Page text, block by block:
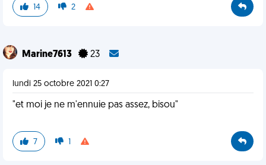
14 2
Marine7613 23
lundi 25 octobre 2021 0:27
"et moi je ne m'ennuie pas assez, bisou"
7 1